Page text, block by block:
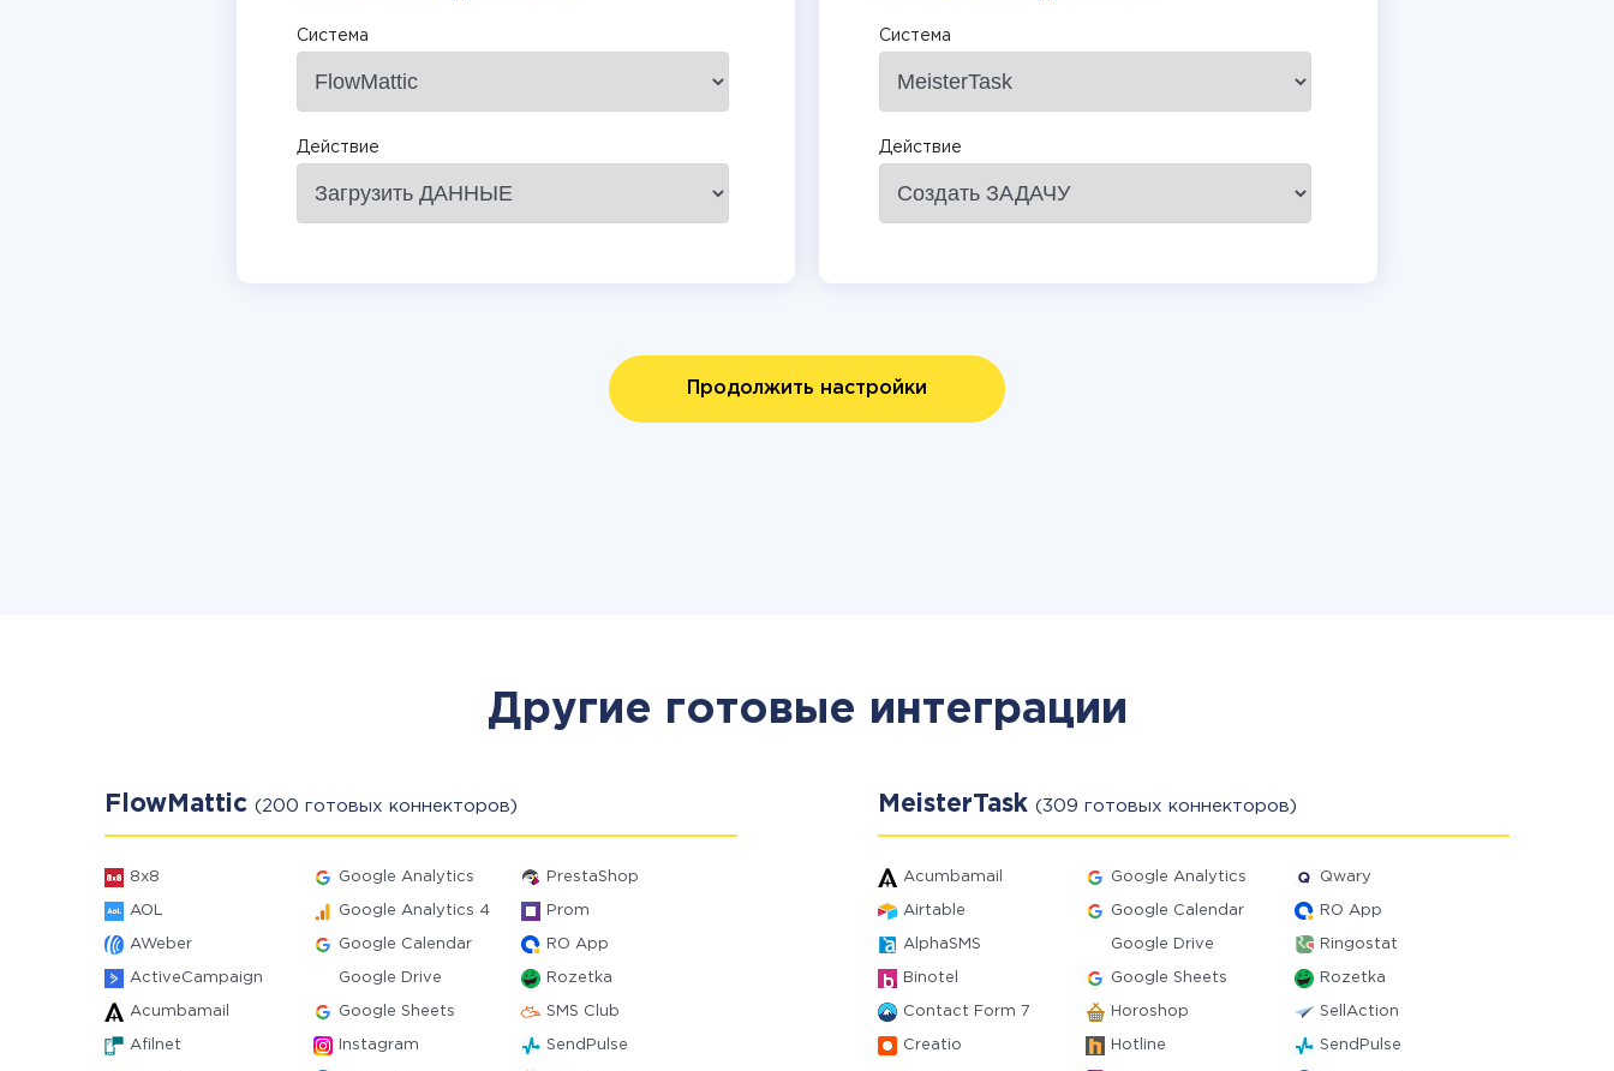
Система
Действие
Система
Действие
Продолжить настройки
Другие готовые интеграции
FlowMattic (200 готовых коннекторов)
8x8 Google Analytics PrestaShop
AOL Google Analytics 4 Prom
AWeber Google Calendar RO App
ActiveCampaign Google Drive Rozetka
Acumbamail Google Sheets SMS Club
Afilnet Instagram SendPulse
MeisterTask (309 готовых коннекторов)
Acumbamail Google Analytics Qwary
Airtable Google Calendar RO App
AlphaSMS Google Drive Ringostat
Binotel Google Sheets Rozetka
Contact Form 7 Horoshop SellAction
Creatio Hotline SendPulse